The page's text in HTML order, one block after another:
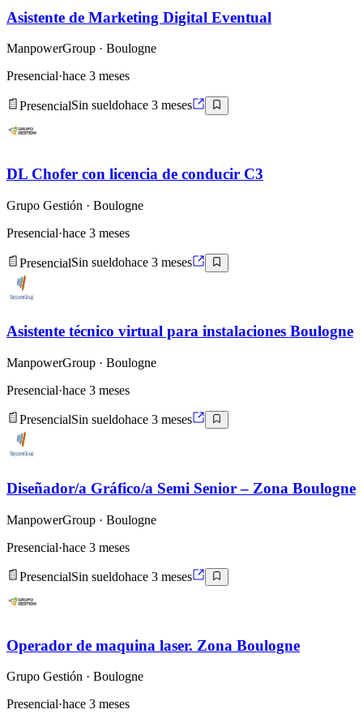
Asistente de Marketing Digital Eventual
ManpowerGroup · Boulogne
Presencial·hace 3 meses
PresencialSin sueldohace 3 meses
DL Chofer con licencia de conducir C3
Grupo Gestión · Boulogne
Presencial·hace 3 meses
PresencialSin sueldohace 3 meses
Asistente técnico virtual para instalaciones Boulogne
ManpowerGroup · Boulogne
Presencial·hace 3 meses
PresencialSin sueldohace 3 meses
Diseñador/a Gráfico/a Semi Senior – Zona Boulogne
ManpowerGroup · Boulogne
Presencial·hace 3 meses
PresencialSin sueldohace 3 meses
Operador de maquina laser. Zona Boulogne
Grupo Gestión · Boulogne
Presencial·hace 3 meses